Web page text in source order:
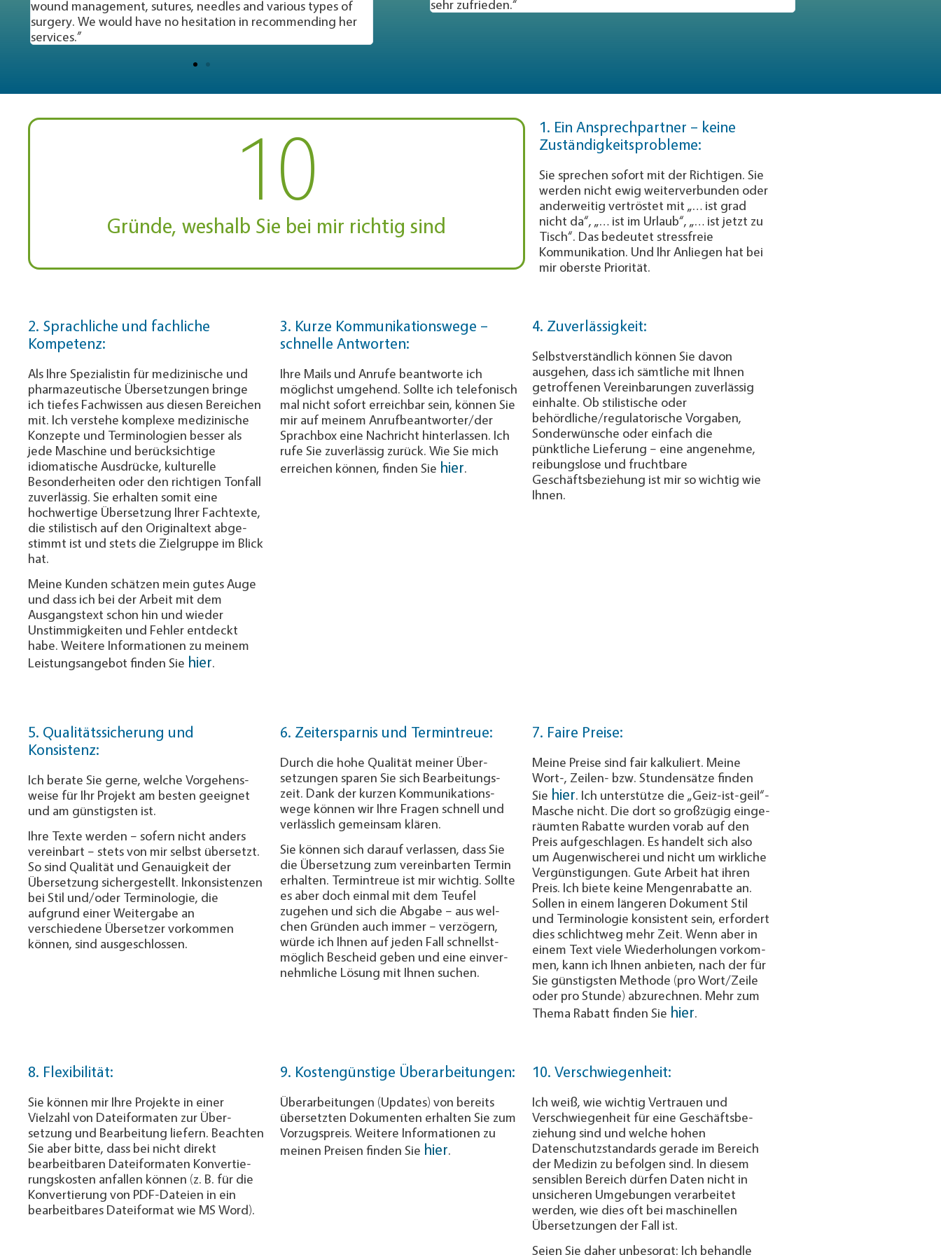
wound management, sutures, needles and various types of
sehr zufrieden.“
Gründe, weshalb Sie bei mir richtig sind​
10
1. Ein Ansprechpartner – keine
Zuständigkeitsprobleme:
Sie sprechen sofort mit der Richtigen. Sie
werden nicht ewig weiterverbunden oder
anderweitig vertröstet mit „… ist grad
nicht da“, „… ist im Urlaub“, „… ist jetzt zu
Tisch“. Das bedeutet stressfreie
Kommunikation. Und Ihr Anliegen hat bei
mir oberste Priorität.
2. Sprachliche und fachliche
Kompetenz:
Als Ihre Spezialistin für medizinische und
pharmazeutische Übersetzungen bringe
ich tiefes Fachwissen aus diesen Bereichen
mit. Ich verstehe komplexe medizinische
Konzepte und Terminologien besser als
jede Maschine und berücksichtige
idiomatische Ausdrücke, kulturelle
Besonderheiten oder den richtigen Tonfall
zuverlässig. Sie erhalten somit eine
hochwertige Übersetzung Ihrer Fachtexte,
die sti­lis­tisch auf den Original­text ab­ge­
stimmt ist und stets die Zielgruppe im Blick
hat.
Meine Kunden schätzen mein gutes Auge
und dass ich bei der Arbeit mit dem
Ausgangs­text schon hin und wieder
Unstimmigkeiten und Fehler entdeckt
habe. Weitere Informationen zu meinem
Lei­stungs­an­ge­bot finden Sie hier.
3. Kurze Kommunikationswege –
schnelle Antworten:
Ihre Mails und Anrufe beantworte ich
möglichst umgehend. Sollte ich tele­fo­nisch
mal nicht sofort erreichbar sein, können Sie
mir auf meinem Anruf­be­ant­worter/der
Sprachbox eine Nach­richt hinter­lassen. Ich
rufe Sie zuverlässig zurück. Wie Sie mich
erreichen können, finden Sie hier.
4. Zuverlässigkeit:
Selbstverständlich können Sie davon
ausgehen, dass ich sämtliche mit Ihnen
getroffenen Vereinbarungen zuverlässig
einhalte. Ob stilistische oder
behördliche/regulatorische Vorgaben,
Sonderwünsche oder einfach die
pünktliche Lieferung – eine an­ge­nehme,
reibungs­lose und fruchtbare
Geschäftsbeziehung ist mir so wichtig wie
Ihnen.
5. Qualitätssicherung und
Konsistenz:
Ich berate Sie gerne, welche Vor­ge­hens­
wei­se für Ihr Projekt am besten geeignet
und am günstigsten ist.
Ihre Texte wer­den – sofern nicht anders
vereinbart – stets von mir selbst übersetzt.
So sind Qualität und Genauigkeit der
Übersetzung sichergestellt. Inkonsistenzen
bei Stil und/oder Termi­no­lo­gie, die
aufgrund einer Weitergabe an
verschiedene Über­setzer vorkommen
können, sind ausgeschlossen.
6. Zeitersparnis und Termintreue:
Durch die hohe Qualität meiner Über­
setzun­gen sparen Sie sich Be­ar­bei­tungs­
zeit. Dank der kurzen Kom­mu­nika­tions­
wege können wir Ihre Fragen schnell und
verlässlich gemeinsam klären.
Sie können sich darauf verlassen, dass Sie
die Über­setzung zum ver­ein­bar­ten Termin
erhalten. Termin­treue ist mir wichtig. Sollte
es aber doch einmal mit dem Teufel
zugehen und sich die Ab­ga­be – aus wel­
chen Grün­den auch immer – verzögern,
würde ich Ihnen auf jeden Fall schnellst­
mög­lich Bescheid geben und eine ein­ver­
nehm­liche Lösung mit Ihnen suchen.
7. Faire Preise:
Meine Preise sind fair kalkuliert. Meine
Wort-, Zeilen- bzw. Stundensätze finden
Sie hier. Ich unterstütze die „Geiz-ist-geil“-
Masche nicht. Die dort so groß­zü­gig ein­ge­
räum­ten Rabatte wurden vorab auf den
Preis aufgeschlagen. Es handelt sich also
um Augen­wische­rei und nicht um wirk­liche
Ver­gün­sti­gungen. Gute Arbeit hat ihren
Preis. Ich biete keine Mengen­ra­batte an.
Sollen in einem länger­en Do­ku­ment Stil
und Termi­no­lo­gie konsistent sein, erfordert
dies schlicht­weg mehr Zeit. Wenn aber in
einem Text viele Wieder­ho­lungen vor­kom­
men, kann ich Ihnen an­bieten, nach der für
Sie gün­stigsten Me­tho­de (pro Wort/Zeile
oder pro Stunde) ab­zu­rech­nen. Mehr zum
Thema Rabatt finden Sie hier.
8. Flexibilität:
Sie können mir Ihre Projekte in einer
Vielzahl von Dateiformaten zur Über­
setzung und Be­arbeitung liefern. Beach­ten
Sie aber bitte, dass bei nicht direkt
bearbeitbaren Dateiformaten Kon­ver­tie­
rungs­kosten anfallen können (z. B. für die
Konvertierung von PDF-Dateien in ein
bearbeitbares Dateiformat wie MS Word).
9. Kostengünstige Überarbeitungen:
Überarbeitungen (Updates) von bereits
übersetzten Dokumenten erhalten Sie zum
Vorzugspreis. Weitere Infor­ma­tio­nen zu
meinen Preisen finden Sie hier.
10. Verschwiegenheit:
Ich weiß, wie wichtig Vertrauen und
Verschwiegenheit für eine Geschäfts­be­
ziehung sind und welche hohen
Datenschutzstandards gerade im Bereich
der Medizin zu befolgen sind. In diesem
sensiblen Bereich dürfen Daten nicht in
unsicheren Umgebungen verarbeitet
werden, wie dies oft bei maschinellen
Übersetzungen der Fall ist.
Seien Sie daher unbesorgt: Ich behandle